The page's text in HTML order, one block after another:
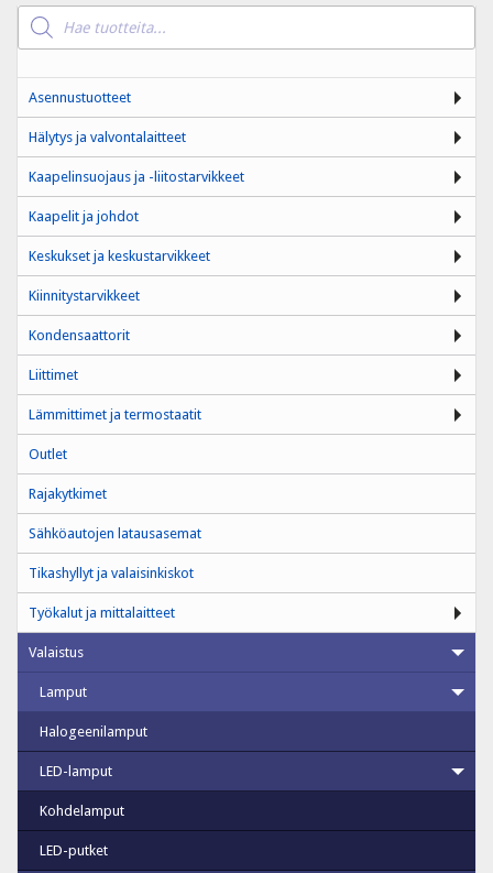
Products
search
Asennustuotteet
Hälytys ja valvontalaitteet
Kaapelinsuojaus ja -liitostarvikkeet
Kaapelit ja johdot
Keskukset ja keskustarvikkeet
Kiinnitystarvikkeet
Kondensaattorit
Liittimet
Lämmittimet ja termostaatit
Outlet
Rajakytkimet
Sähköautojen latausasemat
Tikashyllyt ja valaisinkiskot
Työkalut ja mittalaitteet
Valaistus
Lamput
Halogeenilamput
LED-lamput
Kohdelamput
LED-putket